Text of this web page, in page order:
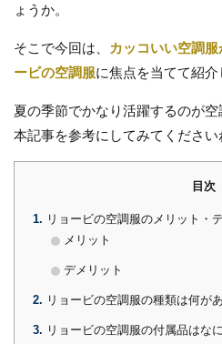
ょうか。
そこで今回は、
カッコいい空調
ービの空調服に焦点を当てて紹介
夏の季節でかなり活躍するのが
本記事を参考にしてみてください
目次
1
リョービの空調服のメリット・
メリット
デメリット
2 リョービの空調服の種類は何が
3 リョービの空調服の付属品はな